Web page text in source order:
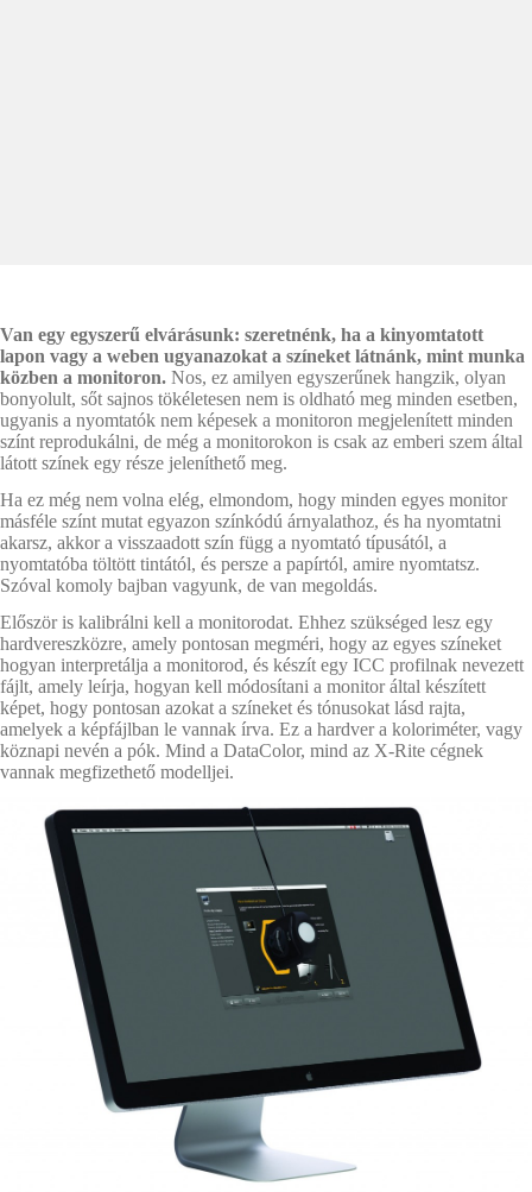
Van egy egyszerű elvárásunk: szeretnénk, ha a kinyomtatott
lapon vagy a weben ugyanazokat a színeket látnánk, mint munka
közben a monitoron. Nos, ez amilyen egyszerűnek hangzik, olyan
bonyolult, sőt sajnos tökéletesen nem is oldható meg minden esetben,
ugyanis a nyomtatók nem képesek a monitoron megjelenített minden
színt reprodukálni, de még a monitorokon is csak az emberi szem által
látott színek egy része jeleníthető meg.
Ha ez még nem volna elég, elmondom, hogy minden egyes monitor
másféle színt mutat egyazon színkódú árnyalathoz, és ha nyomtatni
akarsz, akkor a visszaadott szín függ a nyomtató típusától, a
nyomtatóba töltött tintától, és persze a papírtól, amire nyomtatsz.
Szóval komoly bajban vagyunk, de van megoldás.
Először is kalibrálni kell a monitorodat. Ehhez szükséged lesz egy
hardvereszközre, amely pontosan megméri, hogy az egyes színeket
hogyan interpretálja a monitorod, és készít egy ICC profilnak nevezett
fájlt, amely leírja, hogyan kell módosítani a monitor által készített
képet, hogy pontosan azokat a színeket és tónusokat lásd rajta,
amelyek a képfájlban le vannak írva. Ez a hardver a koloriméter, vagy
köznapi nevén a pók. Mind a DataColor, mind az X-Rite cégnek
vannak megfizethető modelljei.